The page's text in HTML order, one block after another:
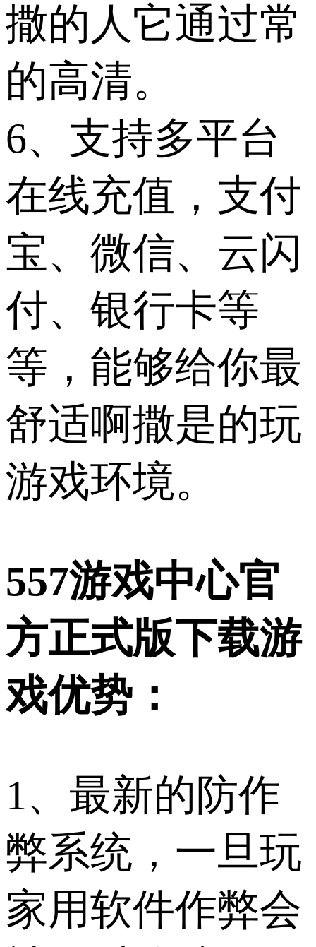
撒的人它通过常
的高清。
6、支持多平台
在线充值，支付
宝、微信、云闪
付、银行卡等
等，能够给你最
舒适啊撒是的玩
游戏环境。
557游戏中心官
方正式版下载游
戏优势：
1、最新的防作
弊系统，一旦玩
家用软件作弊会